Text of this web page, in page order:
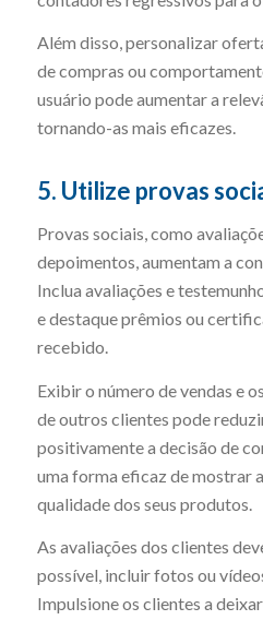
Além disso, personalizar
de compras ou
usuário pode aumentar a
tornando-as mais eficazes.
5. Utilize provas
Provas sociais, como
depoimentos, aumentam a
Inclua avaliações e
e destaque prêmios ou
recebido.
Exibir o número de vendas e
de outros clientes pode
positivamente a decisão de
uma forma eficaz de mostrar
qualidade dos seus produtos.
As avaliações dos clientes
possível, incluir fotos ou
Impulsione os clientes a